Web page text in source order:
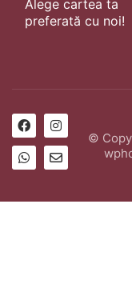
Alege cartea ta
preferată cu noi!
©